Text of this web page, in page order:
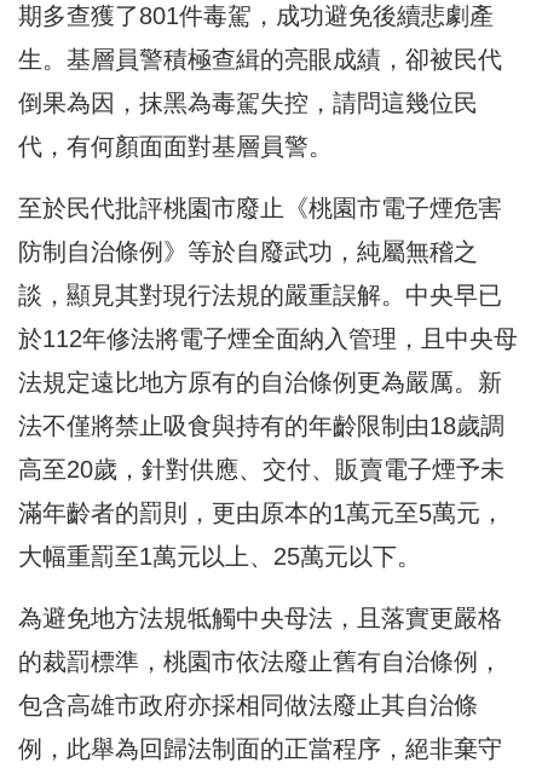
期多查獲了801件毒駕，成功避免後續悲劇產
生。基層員警積極查緝的亮眼成績，卻被民代
倒果為因，抹黑為毒駕失控，請問這幾位民
代，有何顏面面對基層員警。
至於民代批評桃園市廢止《桃園市電子煙危害
防制自治條例》等於自廢武功，純屬無稽之
談，顯見其對現行法規的嚴重誤解。中央早已
於112年修法將電子煙全面納入管理，且中央母
法規定遠比地方原有的自治條例更為嚴厲。新
法不僅將禁止吸食與持有的年齡限制由18歲調
高至20歲，針對供應、交付、販賣電子煙予未
滿年齡者的罰則，更由原本的1萬元至5萬元，
大幅重罰至1萬元以上、25萬元以下。
為避免地方法規牴觸中央母法，且落實更嚴格
的裁罰標準，桃園市依法廢止舊有自治條例，
包含高雄市政府亦採相同做法廢止其自治條
例，此舉為回歸法制面的正當程序，絕非棄守